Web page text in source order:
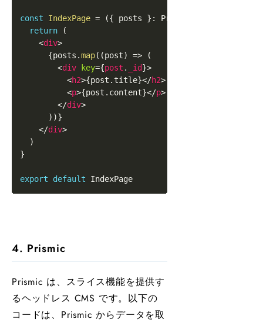
const IndexPage = ({ posts } : Props
return
(
<div>
{posts .map( (post) =>
(
<div key={post . _id}>
<h2>{post .title}</h2>
<p>{post . content}</p>
</div>
) )}
</div>
)
}
export default IndexPage
4. Prismic
Prismic は、スライス機能を提供す
るヘッドレス CMS です。以下の
コードは、Prismic からデータを取